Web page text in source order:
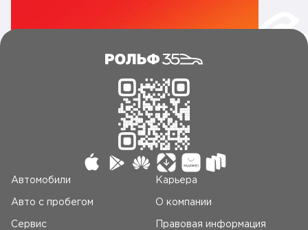
Автомобили
Авто c пробегом
Сервис
Карьера
О компании
Правовая информация